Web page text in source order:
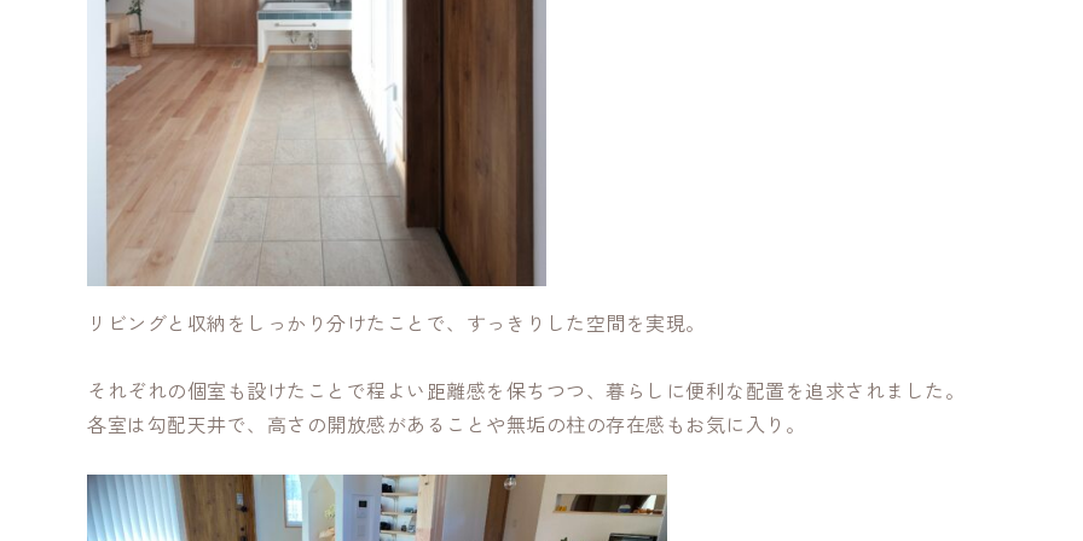
リビングと収納をしっかり分けたことで、すっきりした空間を実現。
それぞれの個室も設けたことで程よい距離感を保ちつつ、暮らしに便利な配置を追求されました。
各室は勾配天井で、高さの開放感があることや無垢の柱の存在感もお気に入り。